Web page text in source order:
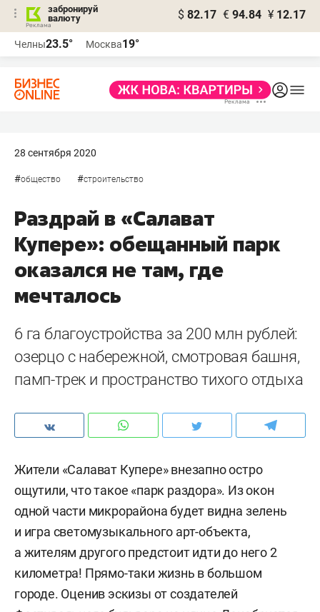
забронируй
валюту
$ 82.17 € 94.84 ¥ 12.17
Челны23.5° Москва19°
28 сентября 2020
#общество #строительство
Раздрай в «Салават
Купере»: обещанный парк
оказался не там, где
мечталось
6 га благоустройства за 200 млн рублей:
озерцо с набережной, смотровая башня,
памп-трек и пространство тихого отдыха
Жители «Салават Купере» внезапно остро
ощутили, что такое «парк раздора». Из окон
одной части микрорайона будет видна зелень
и игра светомузыкального арт-объекта,
а жителям другого предстоит идти до него 2
километра! Прямо-таки жизнь в большом
городе. Оценив эскизы от создателей